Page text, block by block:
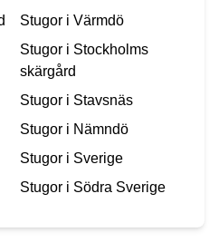
Stugor i Värmdö
Stugor i Stockholms
skärgård
Stugor i Stavsnäs
Stugor i Nämndö
Stugor i Sverige
Stugor i Södra Sverige